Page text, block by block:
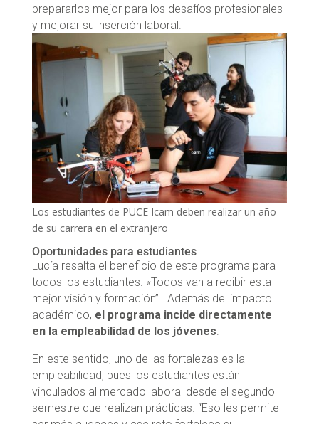
prepararlos mejor para los desafíos profesionales
y mejorar su inserción laboral.
Los estudiantes de PUCE Icam deben realizar un año
de su carrera en el extranjero
Oportunidades para estudiantes
Lucía resalta el beneficio de este programa para
todos los estudiantes. «Todos van a recibir esta
mejor visión y formación”. Además del impacto
académico, el programa incide directamente
en la empleabilidad de los jóvenes
En este sentido, uno de las fortalezas es la
empleabilidad, pues los estudiantes están
vinculados al mercado laboral desde el segundo
semestre que realizan prácticas. “Eso les permite